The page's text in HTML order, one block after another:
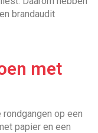
brandaudit
met
rondgangen op een
papier en een